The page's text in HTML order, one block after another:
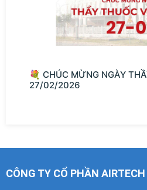
💐 CHÚC MỪNG NGÀY
27/02/2026
CÔNG TY CỔ PHẦN